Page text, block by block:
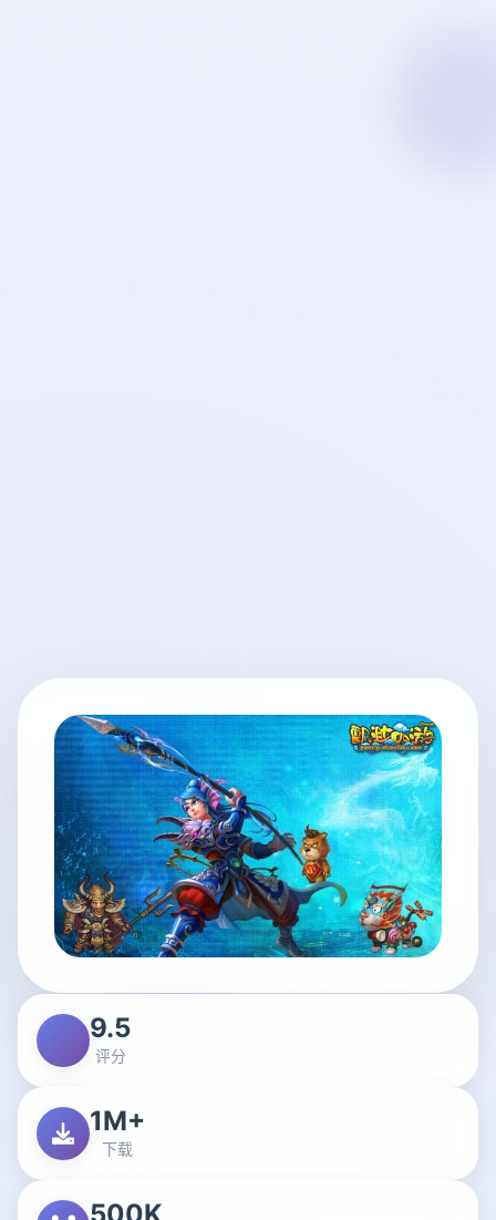
9.5
评分
1M+
下载
500K